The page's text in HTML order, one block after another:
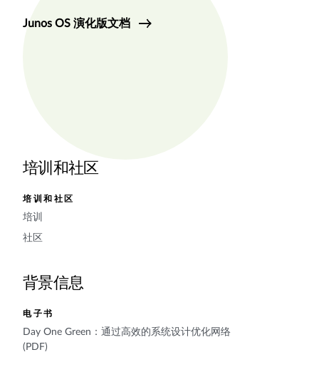
培训和社区
培训和社区
培训
社区
背景信息
电子书
Day One Green：通过高效的系统设计优化网络
(PDF)
Junos OS 演化版文档